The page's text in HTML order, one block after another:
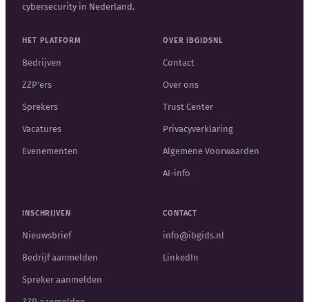
cybersecurity in Nederland.
HET PLATFORM
Bedrijven
ZZP'ers
Sprekers
Vacatures
Evenementen
OVER IBGIDSNL
Contact
Over ons
Trust Center
Privacyverklaring
Algemene Voorwaarden
AI-info
INSCHRIJVEN
Nieuwsbrief
Bedrijf aanmelden
Spreker aanmelden
CONTACT
info@ibgids.nl
LinkedIn